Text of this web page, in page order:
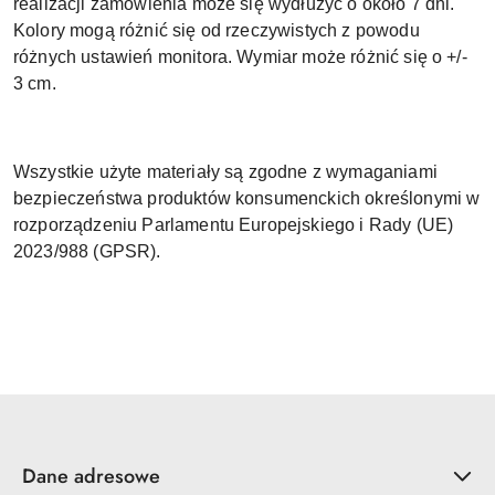
Kolory mogą różnić się od rzeczywistych z powodu
różnych ustawień monitora. Wymiar może różnić się o +/-
3 cm.
Wszystkie użyte materiały są zgodne z wymaganiami
bezpieczeństwa produktów konsumenckich określonymi w
rozporządzeniu Parlamentu Europejskiego i Rady (UE)
2023/988 (GPSR).
Dane adresowe